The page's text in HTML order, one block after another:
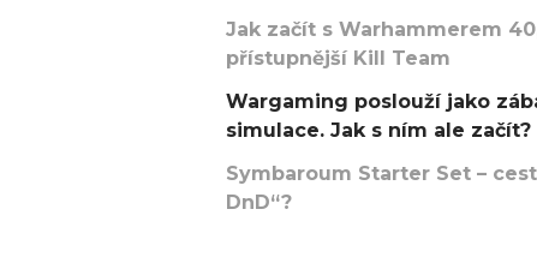
Jak začít s Warhammerem
přístupnější Kill Team
Wargaming poslouží jako
simulace. Jak s ním ale začít?
Symbaroum Starter Set –
DnD“?